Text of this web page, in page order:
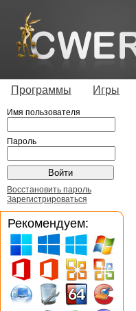
Программы Игры
Имя пользователя
Пароль
Восстановить пароль
Зарегистрироваться
Рекомендуем: